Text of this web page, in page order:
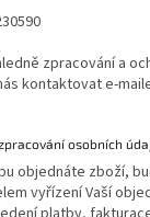
zpracování a
kontaktovat e-
osobních
objednáte zboží,
vyřízení Vaší